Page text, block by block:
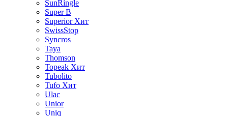
SunRingle
Super B
Superior Хит
SwissStop
Syncros
Taya
Thomson
Topeak Хит
Tubolito
Tufo Хит
Ulac
Unior
Uniq